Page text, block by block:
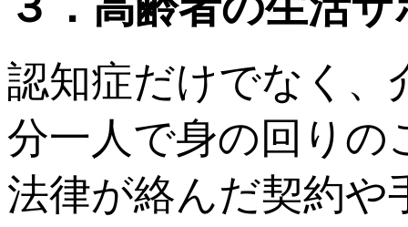
認知症だけでなく、
分一人で身の回りの
法律が絡んだ契約や